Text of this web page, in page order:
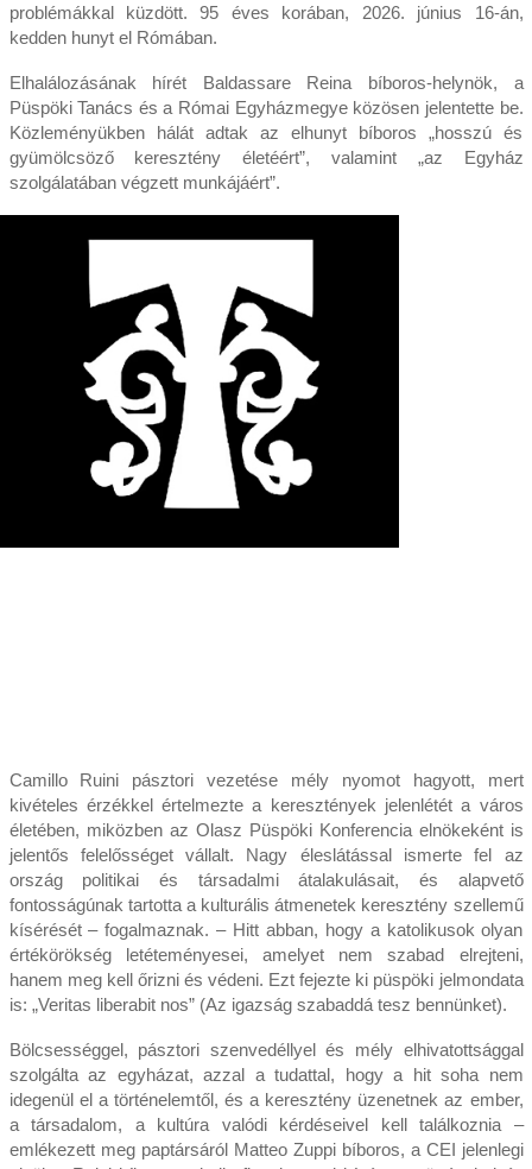
problémákkal küzdött. 95 éves korában, 2026. június 16-án,
kedden hunyt el Rómában.
Elhalálozásának hírét Baldassare Reina bíboros-helynök, a
Püspöki Tanács és a Római Egyházmegye közösen jelentette be.
Közleményükben hálát adtak az elhunyt bíboros „hosszú és
gyümölcsöző keresztény életéért”, valamint „az Egyház
szolgálatában végzett munkájáért”.
Camillo Ruini pásztori vezetése mély nyomot hagyott, mert
kivételes érzékkel értelmezte a keresztények jelenlétét a város
életében, miközben az Olasz Püspöki Konferencia elnökeként is
jelentős felelősséget vállalt. Nagy éleslátással ismerte fel az
ország politikai és társadalmi átalakulásait, és alapvető
fontosságúnak tartotta a kulturális átmenetek keresztény szellemű
kísérését – fogalmaznak. – Hitt abban, hogy a katolikusok olyan
értékörökség letéteményesei, amelyet nem szabad elrejteni,
hanem meg kell őrizni és védeni. Ezt fejezte ki püspöki jelmondata
is: „Veritas liberabit nos” (Az igazság szabaddá tesz bennünket).
Bölcsességgel, pásztori szenvedéllyel és mély elhivatottsággal
szolgálta az egyházat, azzal a tudattal, hogy a hit soha nem
idegenül el a történelemtől, és a keresztény üzenetnek az ember,
a társadalom, a kultúra valódi kérdéseivel kell találkoznia –
emlékezett meg paptársáról Matteo Zuppi bíboros, a CEI jelenlegi